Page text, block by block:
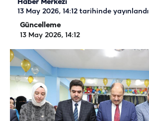
Haber Merkezi
13 May 2026, 14:12 tarihinde yayınlandı
Güncelleme
13 May 2026, 14:12